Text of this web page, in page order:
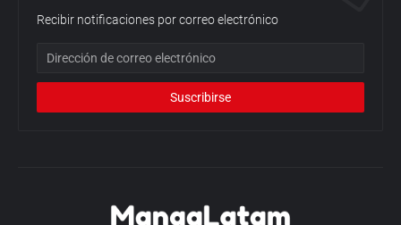
Recibir notificaciones por correo electrónico